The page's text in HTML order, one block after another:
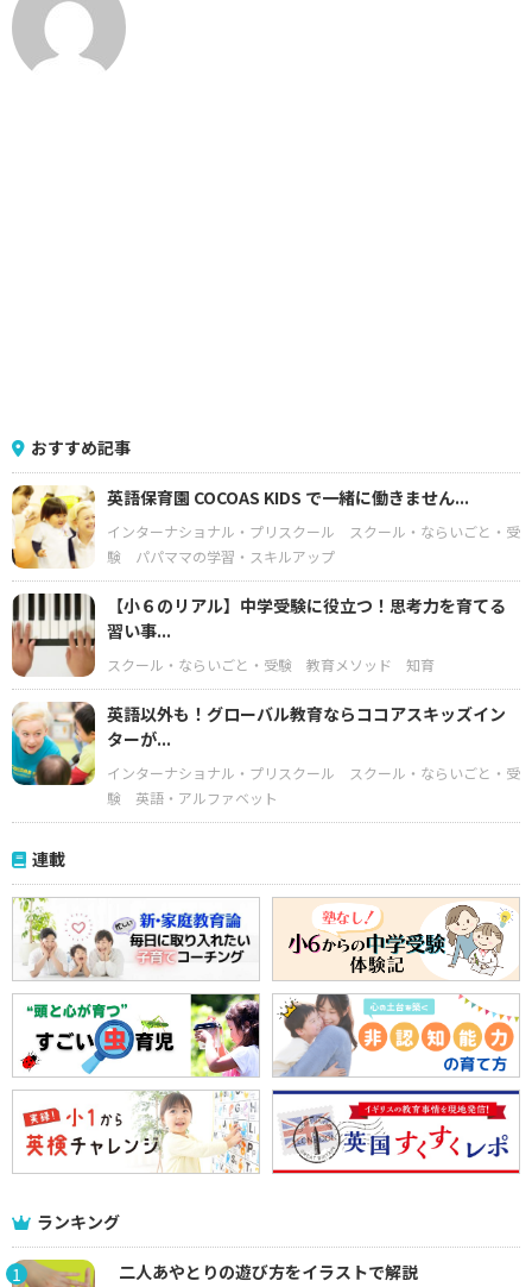
おすすめ記事
英語保育園 COCOAS KIDS で一緒に働きません...
インターナショナル・プリスクール
スクール・ならいごと・受
験
パパママの学習・スキルアップ
【小６のリアル】中学受験に役立つ！思考力を育てる
習い事...
スクール・ならいごと・受験 教育メソッド 知育
英語以外も！グローバル教育ならココアスキッズイン
ターが...
インターナショナル・プリスクール
スクール・ならいごと・受
験
英語・アルファベット
連載
ランキング
1 二人あやとりの遊び方をイラストで解説